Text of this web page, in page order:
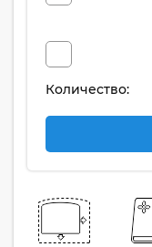
Количество: